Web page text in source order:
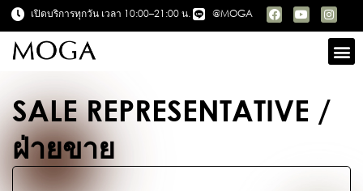
เปิดบริการทุกวัน เวลา 10:00–21:00 น. @MOGA
SALE REPRESENTATIVE /
ฝ่ายขาย